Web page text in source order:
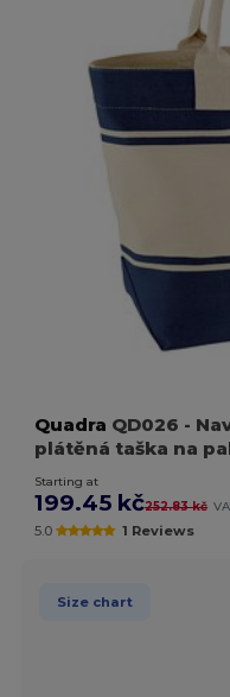
Quadra QD026 -
plátěná taška na
Starting at
199.45 kč252.83 kč
5.0 1 Reviews
Size chart